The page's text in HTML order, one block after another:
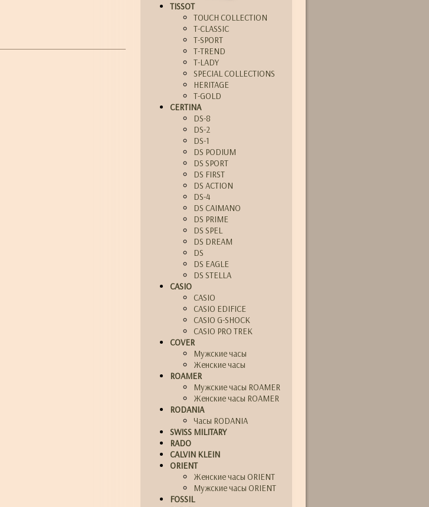
TISSOT
TOUCH COLLECTION
T-CLASSIC
T-SPORT
T-TREND
T-LADY
SPECIAL COLLECTIONS
HERITAGE
T-GOLD
CERTINA
DS-8
DS-2
DS-1
DS PODIUM
DS SPORT
DS FIRST
DS ACTION
DS-4
DS CAIMANO
DS PRIME
DS SPEL
DS DREAM
DS
DS EAGLE
DS STELLA
CASIO
CASIO
CASIO EDIFICE
CASIO G-SHOCK
CASIO PRO TREK
COVER
Мужские часы
Женские часы
ROAMER
Мужские часы ROAMER
Женские часы ROAMER
RODANIA
Часы RODANIA
SWISS MILITARY
RADO
CALVIN KLEIN
ORIENT
Женские часы ORIENT
Мужские часы ORIENT
FOSSIL